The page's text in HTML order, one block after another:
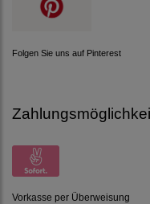
Folgen Sie uns auf Pinterest
Vorkasse per Überweisung